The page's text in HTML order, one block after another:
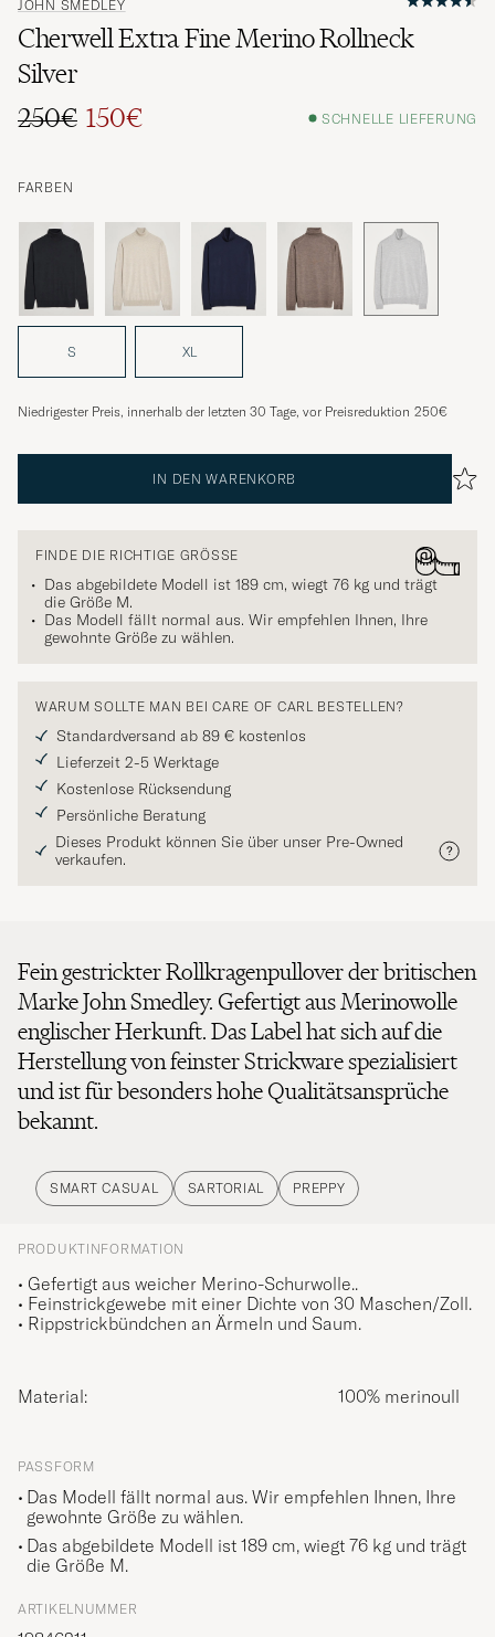
JOHN SMEDLEY
Cherwell Extra Fine Merino Rollneck
Silver
Regulärer Preis
250€
Reduzierter Preis
150€ SCHNELLE LIEFERUNG
FARBEN
S XL
Niedrigester Preis, innerhalb der letzten 30 Tage, vor Preisreduktion 250€
IN DEN WARENKORB
FINDE DIE RICHTIGE GRÖSSE
Das abgebildete Modell ist 189 cm, wiegt 76 kg und trägt
die Größe M.
Das Modell fällt normal aus. Wir empfehlen Ihnen, Ihre
gewohnte Größe zu wählen.
WARUM SOLLTE MAN BEI CARE OF CARL BESTELLEN?
Standardversand ab 89 € kostenlos
Lieferzeit 2-5 Werktage
Kostenlose Rücksendung
Persönliche Beratung
Dieses Produkt können Sie über unser Pre-Owned
verkaufen.
Fein gestrickter Rollkragenpullover der britischen
Marke John Smedley. Gefertigt aus Merinowolle
englischer Herkunft. Das Label hat sich auf die
Herstellung von feinster Strickware spezialisiert
und ist für besonders hohe Qualitätsansprüche
bekannt.
SMART CASUAL SARTORIAL PREPPY
PRODUKTINFORMATION
• Gefertigt aus weicher Merino-Schurwolle..
• Feinstrickgewebe mit einer Dichte von 30 Maschen/Zoll.
• Rippstrickbündchen an Ärmeln und Saum.
Material: 100% merinoull
PASSFORM
Das Modell fällt normal aus. Wir empfehlen Ihnen, Ihre
gewohnte Größe zu wählen.
Das abgebildete Modell ist 189 cm, wiegt 76 kg und trägt
die Größe M.
ARTIKELNUMMER